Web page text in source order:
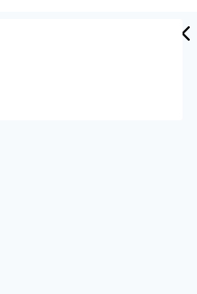
en la casa del